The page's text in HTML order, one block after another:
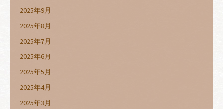
2025年9月
2025年8月
2025年7月
2025年6月
2025年5月
2025年4月
2025年3月